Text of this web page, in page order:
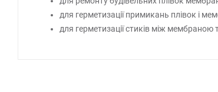
для герметизації примикань плівок і
для герметизації стиків між мембраною